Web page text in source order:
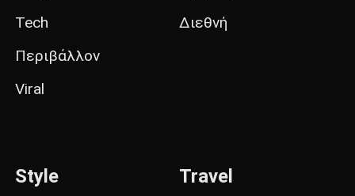
Tech
Περιβάλλον
Viral
Διεθνή
Style Travel